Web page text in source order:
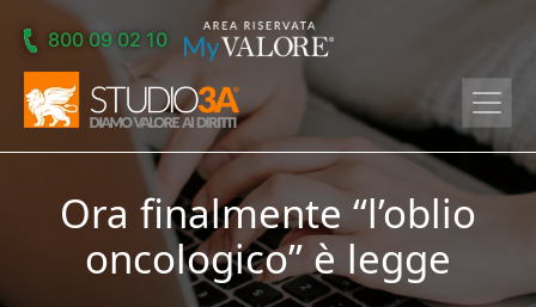
Skip to main content
800 09 02 10
Ora finalmente “l’oblio
oncologico” è legge